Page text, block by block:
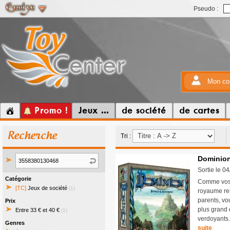
Pseudo :
Mon
Promo ! Jeux ... de société de cartes
Recherche
Catégorie
[TC] Jeux de société (1)
Prix
Entre 33 € et 40 € (1)
Genres
Tri :
Sortie le
Comme
royaume
parents,
plus grand
suite